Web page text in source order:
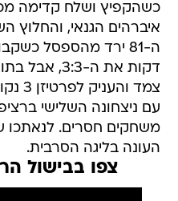
כשהקפיץ ושלח קדימה
איברהים הגנאי,
ה-81 ירד מהספסל
דקות את ה-
צמד
עם ניצחונה השלישי
משחקים חסרים. לנאתכו
העונה בליגה הסרבית.
צפו בבישול